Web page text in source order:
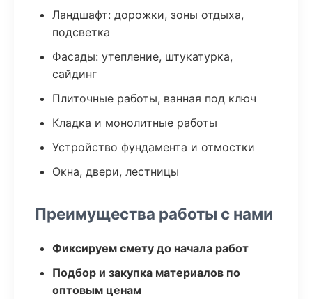
Ландшафт: дорожки, зоны отдыха,
подсветка
Фасады: утепление, штукатурка,
сайдинг
Плиточные работы, ванная под ключ
Кладка и монолитные работы
Устройство фундамента и отмостки
Окна, двери, лестницы
Преимущества работы с нами
Фиксируем смету до начала работ
Подбор и закупка материалов по
оптовым ценам